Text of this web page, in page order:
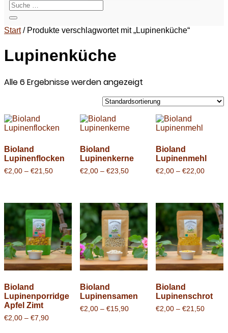
Start/ Produkte verschlagwortet mit „Lupinenküche“
Lupinenküche
Alle 6 Ergebnisse werden angezeigt
Bioland
Lupinenflocken
€2,00 – €21,50Preisspanne:
Bioland
Lupinenkerne
€2,00 –€23,50Preisspanne:
Bioland
Lupinenmehl
€2,00 –€22,00
Bioland
Lupinenporridge
Apfel Zimt
€2,00 – €7,90Preisspanne:
Bioland
Lupinensamen
€2,00 –€15,90Preisspanne:
Bioland
Lupinenschrot
€2,00 –€21,50